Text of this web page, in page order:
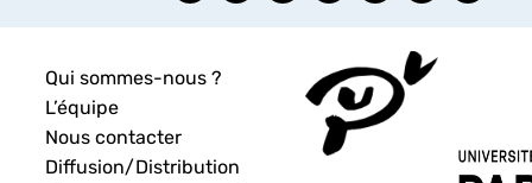
Qui sommes-nous ?
L’équipe
Nous contacter
Diffusion/Distribution